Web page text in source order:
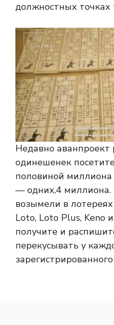
должностных точках
Недавно аванпроект
одинешенек
половиной миллиона
— одних,4
возымели в
Loto, Loto Plus, Keno
получите и
перекусывать у